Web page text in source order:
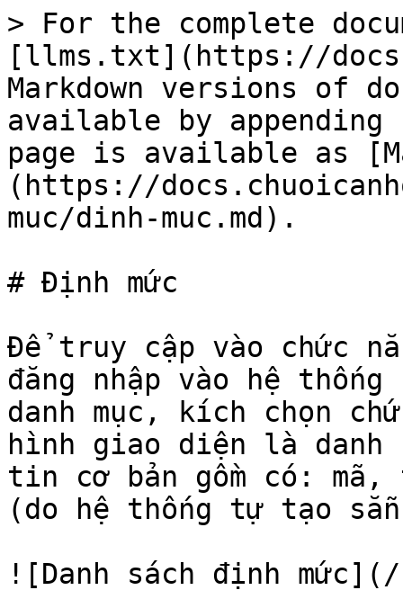
> For the complete
[llms.txt](https://
Markdown versions of
available by
page is available as
(https://
muc/dinh-muc.md).
# Định mức
Để truy cập vào chức
đăng nhập vào hệ
danh mục, kích chọn
hình giao diện là danh
tin cơ bản gồm có:
(do hệ thống tự tạo
![Danh sách định mức](/